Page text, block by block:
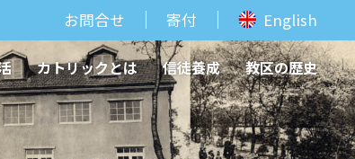
お問合せ 寄付 English
カトリックとは 信徒養成 教区の歴史